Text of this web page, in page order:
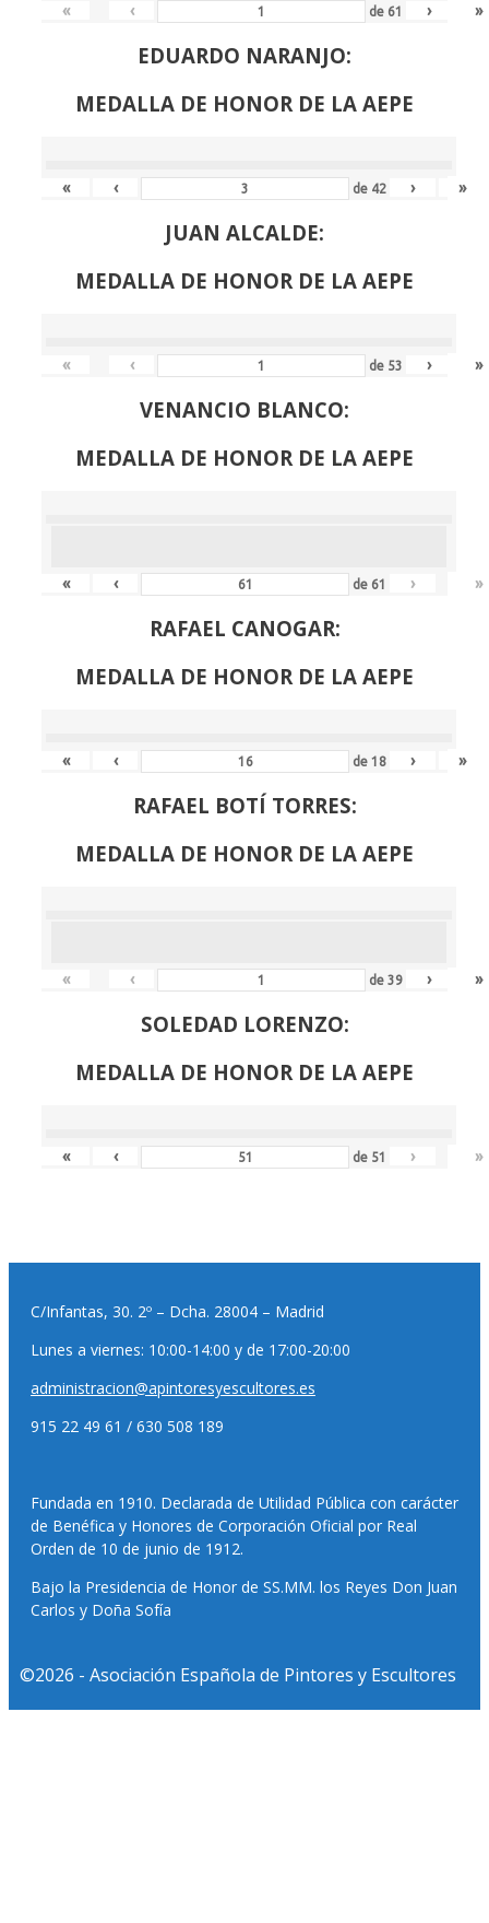
«
‹ de 61 › »
EDUARDO NARANJO:
MEDALLA DE HONOR DE LA AEPE
« ‹ de 42 › »
JUAN ALCALDE:
MEDALLA DE HONOR DE LA AEPE
« ‹ de 53 › »
VENANCIO BLANCO:
MEDALLA DE HONOR DE LA AEPE
« ‹ de 61 › »
RAFAEL CANOGAR:
MEDALLA DE HONOR DE LA AEPE
« ‹ de18 › »
RAFAEL BOTÍ TORRES:
MEDALLA DE HONOR DE LA AEPE
« ‹ de39 › »
SOLEDAD LORENZO:
MEDALLA DE HONOR DE LA AEPE
« ‹ de 51 › »
C/Infantas, 30. 2º – Dcha. 28004 – Madrid
Lunes a viernes: 10:00-14:00 y de 17:00-20:00
administracion@apintoresyescultores.es
915 22 49 61 / 630 508 189
Fundada en 1910. Declarada de Utilidad Pública con carácter
de Benéfica y Honores de Corporación Oficial por Real
Orden de 10 de junio de 1912.
Bajo la Presidencia de Honor de SS.MM. los Reyes Don Juan
Carlos y Doña Sofía
©2026 - Asociación Española de Pintores y Escultores